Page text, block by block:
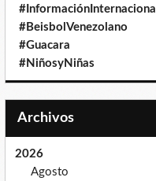
#InformaciónInternacional
#BeisbolVenezolano
#Guacara
#NiñosyNiñas
Archivos
2026
Agosto